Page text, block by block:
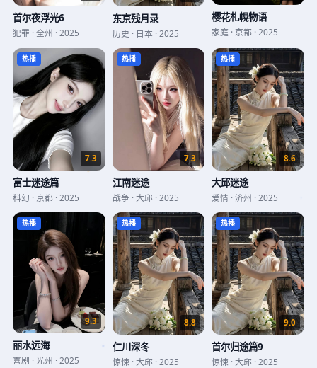
首尔夜浮光6
犯罪·全州 · 2025
东京残月录
历史 · 日本 · 2025
樱花札幌物语
家庭 ·京都 · 2025
热播
7.3
富士迷途篇
科幻 ·京都·2025
热播
7.3
江南迷途
战争·大邱 ·2025
热播
8.6
大邱迷途
爱情 ·济州 · 2025
热播
9.3
丽水远海
喜剧 ·光州 · 2025
热播
8.8
仁川深冬
惊悚 ·大邱 · 2025
热播
9.0
首尔归途篇9
惊悚 ·大邱 · 2025